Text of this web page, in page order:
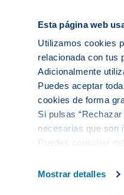
Esta página web
Utilizamos cookies
relacionada con tus
Adicionalmente
Puedes aceptar
cookies de forma
Si pulsas
necesarias que son
Puedes consultar
Mostrar detalles